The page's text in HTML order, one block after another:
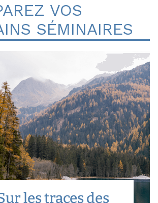
VOS
SÉMINAIRES
les traces des